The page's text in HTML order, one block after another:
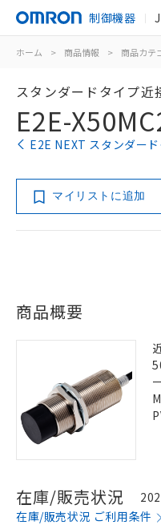
制御機器
ホーム > 商品情報 > 商品カテ
スタンダードタイプ近
E2E-
E2E NEXT スタンダー
マイリストに追加
商品概要
在庫/販売状況
在庫/販売状況 ご利用条件